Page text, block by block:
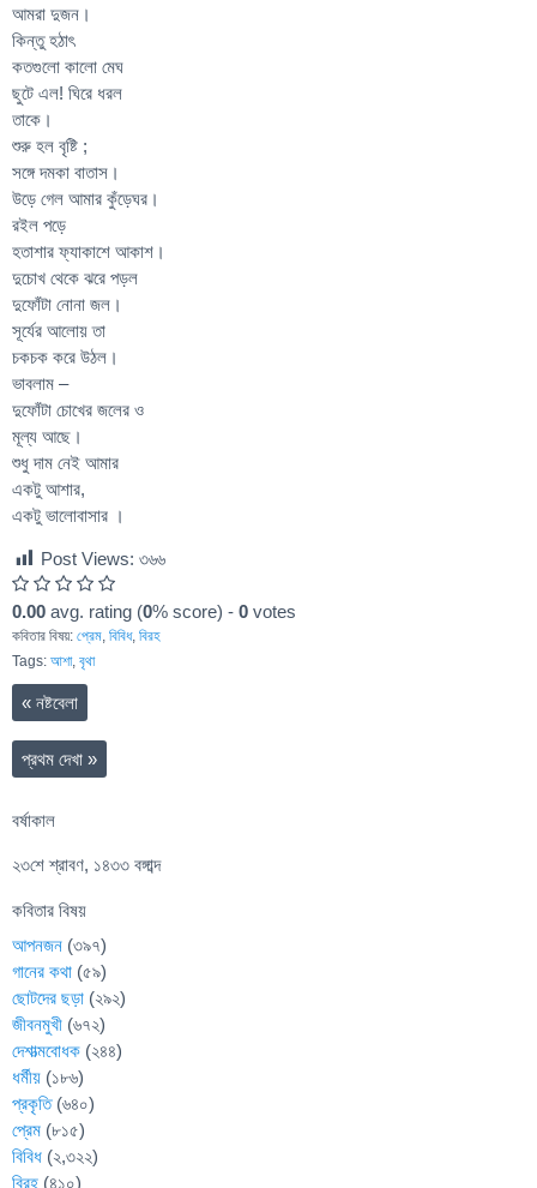
আমরা দুজন।
কিন্তু হঠাৎ
কতগুলো কালো মেঘ
ছুটে এল! ঘিরে ধরল
তাকে।
শুরু হল বৃষ্টি ;
সঙ্গে দমকা বাতাস।
উড়ে গেল আমার কুঁড়েঘর।
রইল পড়ে
হতাশার ফ্যাকাশে আকাশ।
দুচোখ থেকে ঝরে পড়ল
দুফোঁটা নোনা জল।
সূর্যের আলোয় তা
চকচক করে উঠল।
ভাবলাম –
দুফোঁটা চোখের জলের ও
মূল্য আছে।
শুধু দাম নেই আমার
একটু আশার,
একটু ভালোবাসার ।
Post Views: ৩৬৬
0.00 avg. rating (0% score) - 0 votes
কবিতার বিষয়: প্রেম বিবিধ, বিরহ
Tags: আশা, বৃথা
« নষ্টবেলা
প্রথম দেখা »
বর্ষাকাল
২৩শে শ্রাবণ, ১৪৩৩ বঙ্গাব্দ
কবিতার বিষয়
আপনজন (৩৯৭)
গানের কথা (৫৯)
ছোটদের ছড়া (২৯২)
জীবনমুখী (৬৭২)
দেশাত্মবোধক (২৪৪)
ধর্মীয় (১৮৬)
প্রকৃতি(৬৪০)
প্রেম (৮১৫)
বিবিধ (২,৩২২)
বিরহ (৪১০)